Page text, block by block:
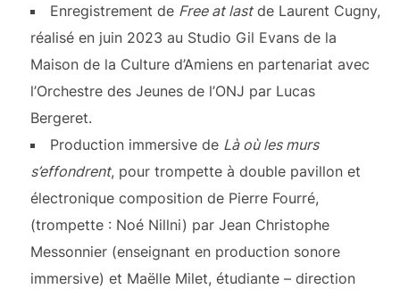
Enregistrement de Free at lastde Laurent Cugny,
réalisé en juin 2023 au Studio Gil Evans de la
Maison de la Culture d’Amiens en partenariat avec
l’Orchestre des Jeunes de l’ONJ par Lucas
Bergeret.
Production immersive de Là où les murs
s’effondrent, pour trompette à double pavillon et
électronique composition de Pierre Fourré,
(trompette : Noé Nillni) par Jean Christophe
Messonnier (enseignant en production sonore
immersive) et Maëlle Milet, étudiante – direction